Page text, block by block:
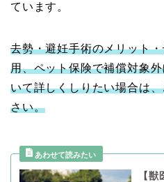
ています。
去勢・避妊手術のメリット
用、ペット保険で補償対象
いて詳しくしりたい場合は
さい。
【